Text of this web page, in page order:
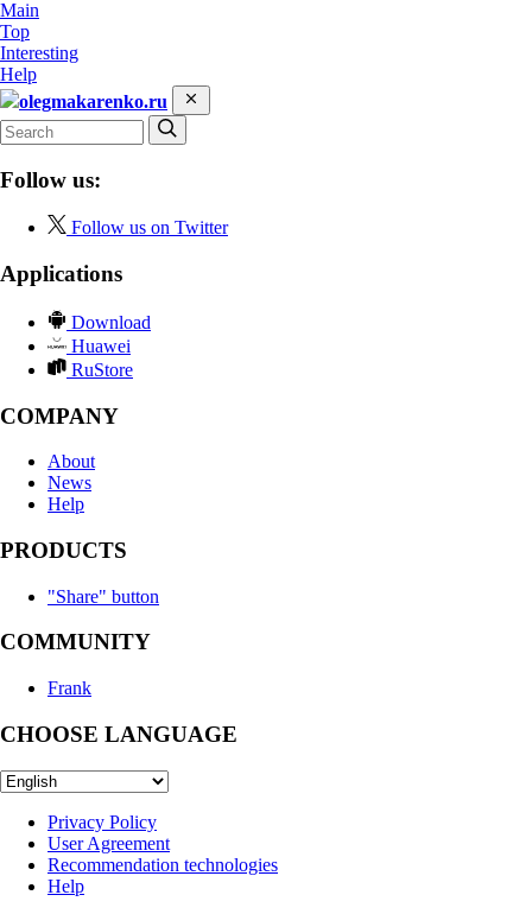
Main
Top
Interesting
Help
olegmakarenko.ru
Follow us:
Follow us on Twitter
Applications
Download
Huawei
RuStore
COMPANY
About
News
Help
PRODUCTS
"Share" button
COMMUNITY
Frank
CHOOSE LANGUAGE
Privacy Policy
User Agreement
Recommendation technologies
Help